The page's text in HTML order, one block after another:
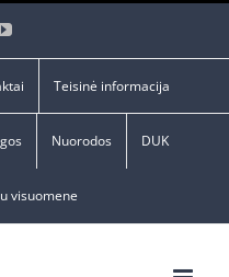
YouTube
Teisinė informacija
Nuorodos DUK
visuomene